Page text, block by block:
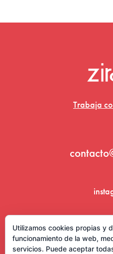
Trabaja
Utilizamos cookies propias y
funcionamiento de la web,
servicios. Puede aceptar